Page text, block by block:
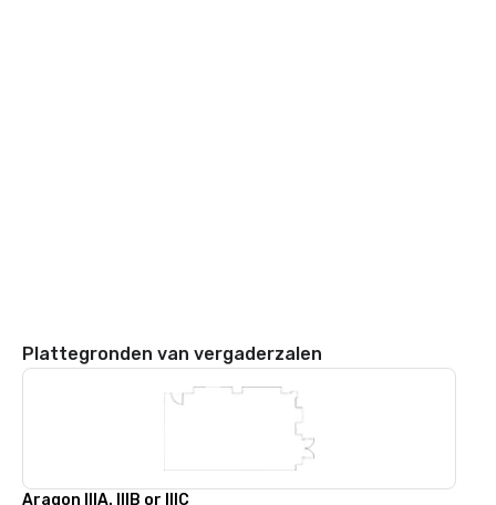
Plattegronden van vergaderzalen
Aragon IIIA. IIIB or IIIC